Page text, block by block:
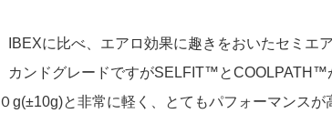
IBEXに比べ、エアロ効果に趣きをおいたセミエ
カンドグレードですがSELFIT™️とCOOLPATH™️
g(±10g)と非常に軽く、とてもパフォーマンスが